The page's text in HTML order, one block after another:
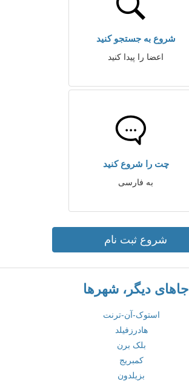
شروع به جستجو کنید
اعضا را پیدا کنید
چت را شروع کنید
به فارسی
شروع ثبت نام
جاهای دیگر، شهرها
استوک-آن-ترنت
هادرزفیلد
بلک برن
کمبریج
بزیلدون